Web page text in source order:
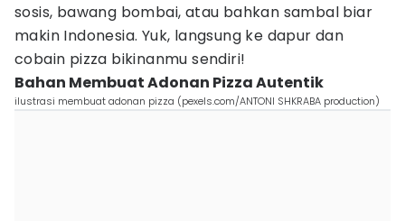
sosis, bawang bombai, atau bahkan sambal biar
makin Indonesia. Yuk, langsung ke dapur dan
cobain pizza bikinanmu sendiri!
Bahan Membuat Adonan Pizza Autentik
ilustrasi membuat adonan pizza (pexels.com/ANTONI SHKRABA production)